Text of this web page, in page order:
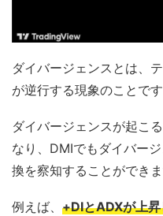
ダイバージェンスとは、
が逆行する現象のことです
ダイバージェンスが起こ
なり、DMIでもダイバー
換を察知することができま
例えば、 +DIとADXが上